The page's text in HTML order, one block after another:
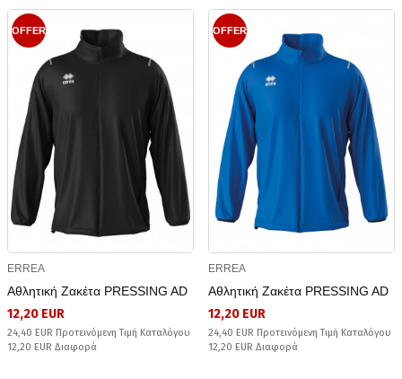
OFFER
ERREA
Αθλητική Ζακέτα PRESSING AD
12,20 EUR
24,40 EUR Προτεινόμενη Τιμή Καταλόγου
12,20 EUR Διαφορά
OFFER
ERREA
Αθλητική Ζακέτα PRESSING AD
12,20 EUR
24,40 EUR Προτεινόμενη Τιμή Καταλόγου
12,20 EUR Διαφορά